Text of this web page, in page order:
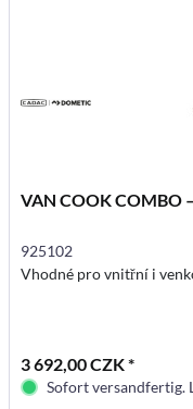
VAN COOK COMBO
925102
Vhodné pro vnitřní i
3 692,00 CZK *
Sofort versandfertig.